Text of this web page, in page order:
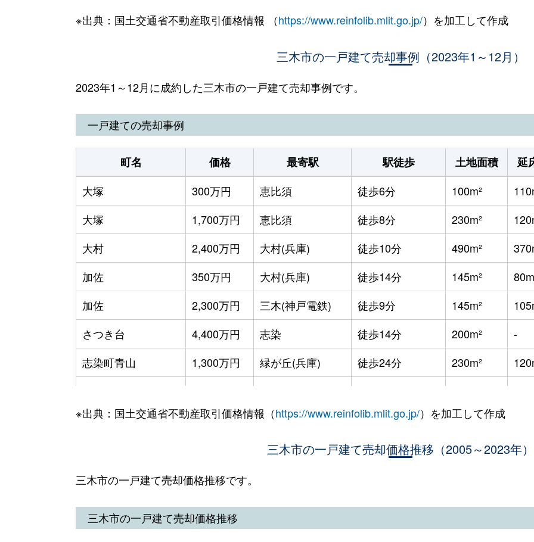
※出典：国土交通省不動産取引価格情報 （https://www.reinfolib.mlit.go.jp/）を加工して作成
三木市の一戸建て売却事例（2023年1～12月）
2023年1～12月に成約した三木市の一戸建て売却事例です。
一戸建ての売却事例
町名 価格 最寄駅 駅徒歩 土地面積 延
大塚
300万円 恵比須 徒歩6分 100m²
大塚
1,700万円 恵比須 徒歩8分 230m²
大村
2,400万円 大村(兵庫) 徒歩10分 490m²
加佐
350万円 大村(兵庫) 徒歩14分 145m²
加佐
2,300万円 三木(神戸電鉄) 徒歩9分 145m²
さつき台
4,400万円 志染 徒歩14分 200m² -
志染町青山
1,300万円 緑が丘(兵庫) 徒歩24分 230m²
志染町青山
1,900万円 緑が丘(兵庫) 徒歩29分 200m²
緑が丘(兵庫) 徒歩29分 210m²
志染町青山
3,000万円
志染町中自由が丘
3,100万円 志染 徒歩14分 165m²
志染町中自由が丘
2,000万円 志染 徒歩14分 185m²
※出典：国土交通省不動産取引価格情報（https://www.reinfolib.mlit.go.jp/）を加工して作成
三木市の一戸建て売却価格推移（2005～2023年）
三木市の一戸建て売却価格推移です。
三木市の一戸建て売却価格推移